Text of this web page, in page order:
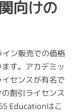
向けの
ン販売での価格
す。アカデミッ
センスが有名で
割引ライセンス
Educationはこ